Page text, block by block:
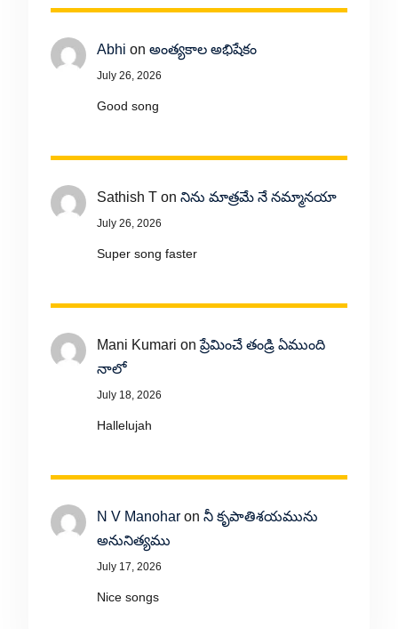
Abhi on అంత్యకాల అభిషేకం
July 26, 2026
Good song
Sathish Ton నిను మాత్రమే నే నమ్మానయా
July 26, 2026
Super song faster
Mani Kumari onప్రేమించే తండ్రి ఏముంది
నాలో
July 18, 2026
Hallelujah
N V Manoharon నీ కృపాతిశయమును
అనునిత్యము
July 17, 2026
Nice songs